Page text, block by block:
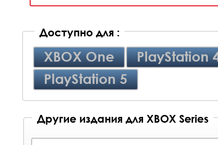
Доступно для :
XBOX One
PlayStation
PlayStation 5
Другие издания для XBOX Series